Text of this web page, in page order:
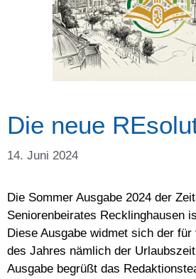
Die neue
14. Juni 2024
Die Sommer Ausgabe 2024 der
Seniorenbeirates Recklinghausen
Diese Ausgabe widmet sich der
des Jahres nämlich der
Ausgabe begrüßt das